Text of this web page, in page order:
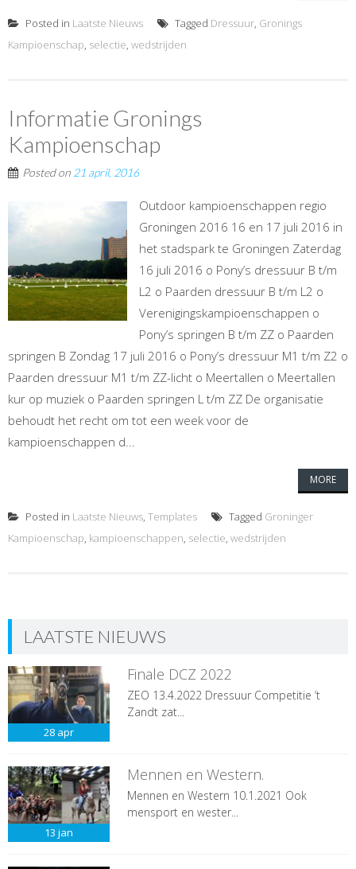
Posted in Laatste Nieuws Tagged Dressuur, Gronings
Kampioenschap, selectie, wedstrijden
Informatie Gronings
Kampioenschap
Posted on 21 april, 2016
Outdoor kampioenschappen regio
Groningen 2016 16 en 17 juli 2016 in
het stadspark te Groningen Zaterdag
16 juli 2016 o Pony’s dressuur B t/m
L2 o Paarden dressuur B t/m L2 o
Verenigingskampioenschappen o
Pony’s springen B t/m ZZ o Paarden
springen B Zondag 17 juli 2016 o Pony’s dressuur M1 t/m Z2 o
Paarden dressuur M1 t/m ZZ-licht o Meertallen o Meertallen
kur op muziek o Paarden springen L t/m ZZ De organisatie
behoudt het recht om tot een week voor de
kampioenschappen d...
MORE
Posted in Laatste Nieuws, Templates Tagged Groninger
Kampioenschap, kampioenschappen, selectie, wedstrijden
LAATSTE NIEUWS
28 apr
Finale DCZ 2022
ZEO 13.4.2022 Dressuur Competitie ’t
Zandt zat...
13 jan
Mennen en Western.
Mennen en Western 10.1.2021 Ook
mensport en wester...